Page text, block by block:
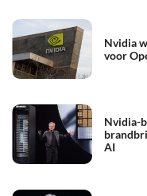
Nvidia
voor
Nvidia-
AI